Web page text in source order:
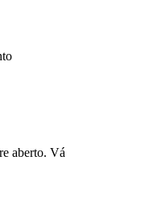
aberto. Vá